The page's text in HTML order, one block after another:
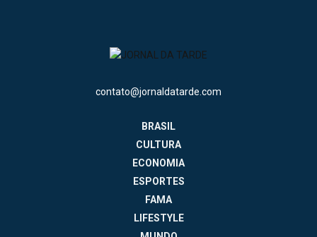
contato@jornaldatarde.com
BRASIL
CULTURA
ECONOMIA
ESPORTES
FAMA
LIFESTYLE